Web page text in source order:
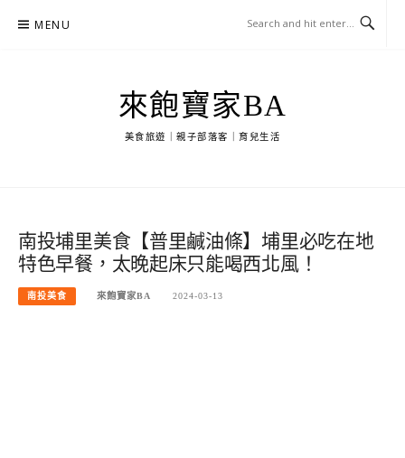
MENU
來飽寶家BA
美食旅遊｜親子部落客｜育兒生活
南投埔里美食【普里鹹油條】埔里必吃在地
特色早餐，太晚起床只能喝西北風！
南投美食 來飽寶家BA 2024-03-13